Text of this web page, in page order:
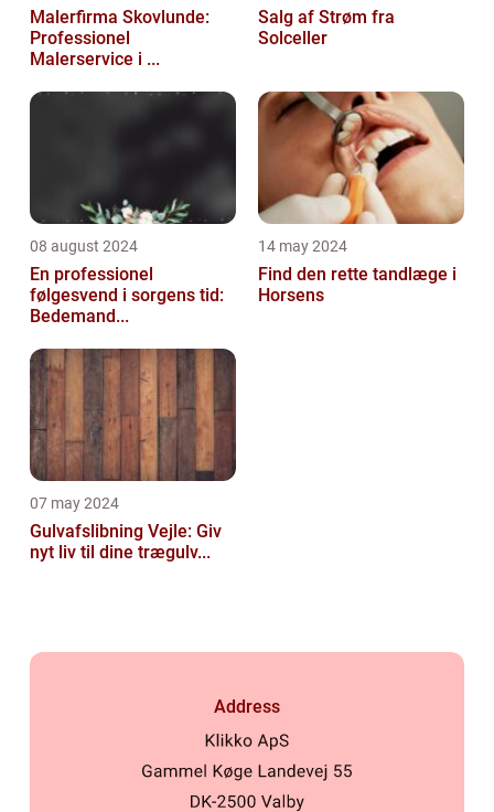
Malerfirma Skovlunde:
Professionel
Malerservice i ...
Salg af Strøm fra
Solceller
08 august 2024
En professionel
følgesvend i sorgens tid:
Bedemand...
14 may 2024
Find den rette tandlæge i
Horsens
07 may 2024
Gulvafslibning Vejle: Giv
nyt liv til dine trægulv...
Address